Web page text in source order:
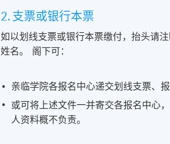
2. 支票或银行本票
如以划线支票或银行本票缴付，抬头请
姓名。 阁下可：
亲临学院各报名中心递交划线支票、
或可将上述文件一并寄交各报名中心
人资料概不负责。